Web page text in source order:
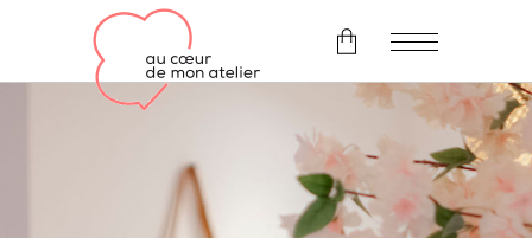
Il n'y a pas d'article dans le